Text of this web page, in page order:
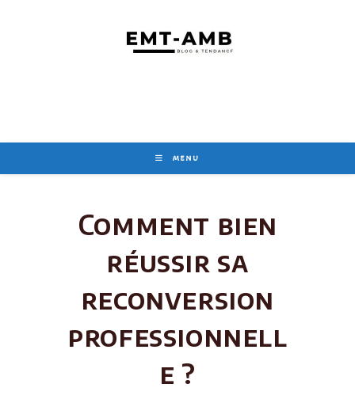
MENU
Comment bien
réussir sa
reconversion
professionnell
e ?